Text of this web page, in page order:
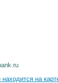
находится на